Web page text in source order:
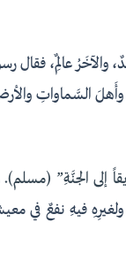
والآخَرُ عالِمٌ، فقال
وأَهلَ السَّماواتِ
إلى الجنَّةِ” (مسلم).
فيهِ نفعٌ في